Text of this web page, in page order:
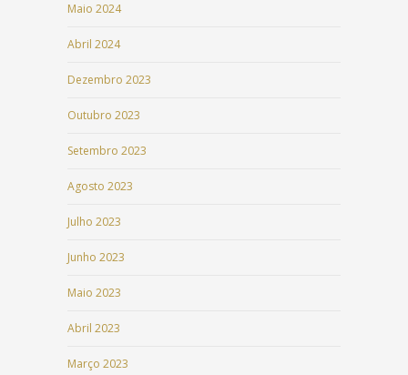
Maio 2024
Abril 2024
Dezembro 2023
Outubro 2023
Setembro 2023
Agosto 2023
Julho 2023
Junho 2023
Maio 2023
Abril 2023
Março 2023